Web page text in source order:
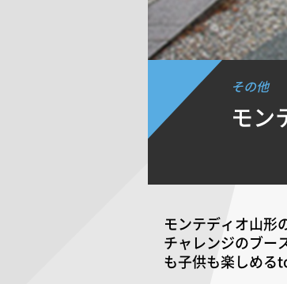
その他
モン
モンテディオ山形
チャレンジのブー
も子供も楽しめる